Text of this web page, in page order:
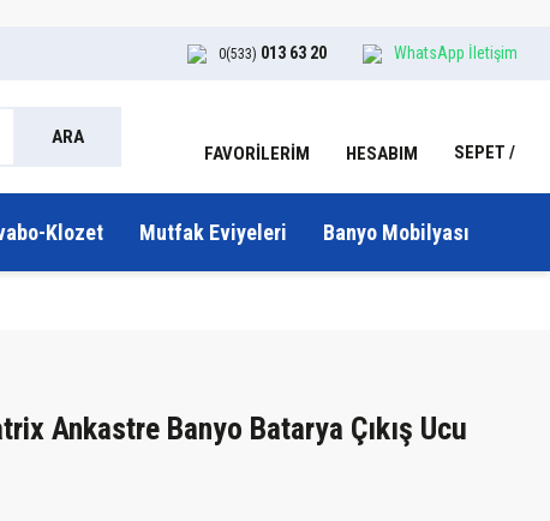
0(533) 013 63 20 WhatsApp İletişim
ARA
FAVORİLERİM HESABIM SEPET
Klozet Mutfak Eviyeleri Banyo Mobilyası
Ankastre Banyo Batarya Çıkış Ucu